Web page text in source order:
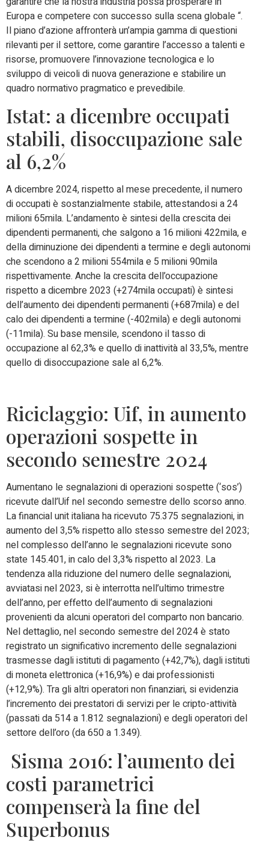
Europa e competere con successo sulla scena globale “.
Il piano d’azione affronterà un’ampia gamma di questioni
rilevanti per il settore, come garantire l’accesso a talenti e
risorse, promuovere l’innovazione tecnologica e lo
sviluppo di veicoli di nuova generazione e stabilire un
quadro normativo pragmatico e prevedibile.
Istat: a dicembre occupati
stabili, disoccupazione sale
al 6,2%
A dicembre 2024, rispetto al mese precedente, il numero
di occupati è sostanzialmente stabile, attestandosi a 24
milioni 65mila. L’andamento è sintesi della crescita dei
dipendenti permanenti, che salgono a 16 milioni 422mila, e
della diminuzione dei dipendenti a termine e degli autonomi
che scendono a 2 milioni 554mila e 5 milioni 90mila
rispettivamente. Anche la crescita dell’occupazione
rispetto a dicembre 2023 (+274mila occupati) è sintesi
dell’aumento dei dipendenti permanenti (+687mila) e del
calo dei dipendenti a termine (-402mila) e degli autonomi
(-11mila). Su base mensile, scendono il tasso di
occupazione al 62,3% e quello di inattività al 33,5%, mentre
quello di disoccupazione sale al 6,2%.
Riciclaggio: Uif, in aumento
operazioni sospette in
secondo semestre 2024
Aumentano le segnalazioni di operazioni sospette (‘sos’)
ricevute dall’Uif nel secondo semestre dello scorso anno.
La financial unit italiana ha ricevuto 75.375 segnalazioni, in
aumento del 3,5% rispetto allo stesso semestre del 2023;
nel complesso dell’anno le segnalazioni ricevute sono
state 145.401, in calo del 3,3% rispetto al 2023. La
tendenza alla riduzione del numero delle segnalazioni,
avviatasi nel 2023, si è interrotta nell’ultimo trimestre
dell’anno, per effetto dell’aumento di segnalazioni
provenienti da alcuni operatori del comparto non bancario.
Nel dettaglio, nel secondo semestre del 2024 è stato
registrato un significativo incremento delle segnalazioni
trasmesse dagli istituti di pagamento (+42,7%), dagli istituti
di moneta elettronica (+16,9%) e dai professionisti
(+12,9%). Tra gli altri operatori non finanziari, si evidenzia
l’incremento dei prestatori di servizi per le cripto-attività
(passati da 514 a 1.812 segnalazioni) e degli operatori del
settore dell’oro (da 650 a 1.349).
Sisma 2016: l’aumento dei
costi parametrici
compenserà la fine del
Superbonus